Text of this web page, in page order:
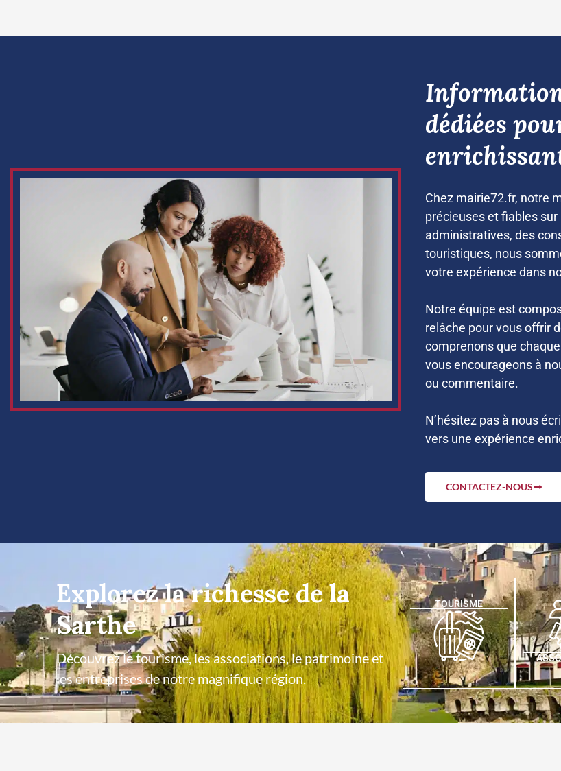
dédiées
Chez mairie72.fr, notre
précieuses et fiables
administratives, des
touristiques, nous
votre expérience dans
Notre équipe est
relâche pour vous offrir
comprenons que
vous encourageons à
ou commentaire.
N’hésitez pas à nous
vers une expérience
CONTACTEZ-NOUS
Explorez la richesse de la
Sarthe
Découvrez le tourisme, les associations, le patrimoine et
les entreprises de notre magnifique région.
TOURISME